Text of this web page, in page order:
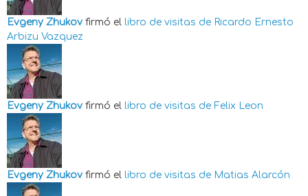
Evgeny Zhukov firmó el libro de visitas de Ricardo Ernesto
Arbizu Vazquez
Evgeny Zhukov firmó el libro de visitas de Felix Leon
Evgeny Zhukov firmó el libro de visitas de Matias Alarcón